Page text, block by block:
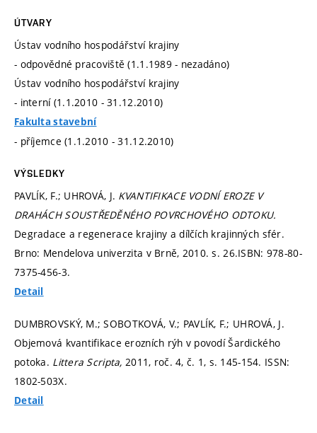
ÚTVARY
Ústav vodního hospodářství krajiny
- odpovědné pracoviště (1.1.1989 - nezadáno)
Ústav vodního hospodářství krajiny
- interní (1.1.2010 - 31.12.2010)
Fakulta stavební
- příjemce (1.1.2010 - 31.12.2010)
VÝSLEDKY
PAVLÍK, F.; UHROVÁ, J. KVANTIFIKACE VODNÍ EROZE V
DRAHÁCH SOUSTŘEDĚNÉHO POVRCHOVÉHO ODTOKU.
Degradace a regenerace krajiny a dílčích krajinných sfér.
Brno: Mendelova univerzita v Brně, 2010.s. 26.ISBN: 978-80-
7375-456-3.
Detail
DUMBROVSKÝ, M.; SOBOTKOVÁ, V.; PAVLÍK, F.; UHROVÁ, J.
Objemová kvantifikace erozních rýh v povodí Šardického
potoka. Littera Scripta, 2011, roč. 4, č. 1, s. 145-154. ISSN:
1802-503X.
Detail